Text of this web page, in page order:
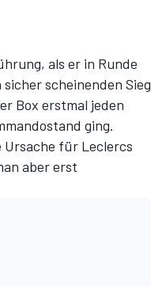
als er in Runde
scheinenden Sieg
Box erstmal jeden
ging.
Ursache für Leclercs
aber erst